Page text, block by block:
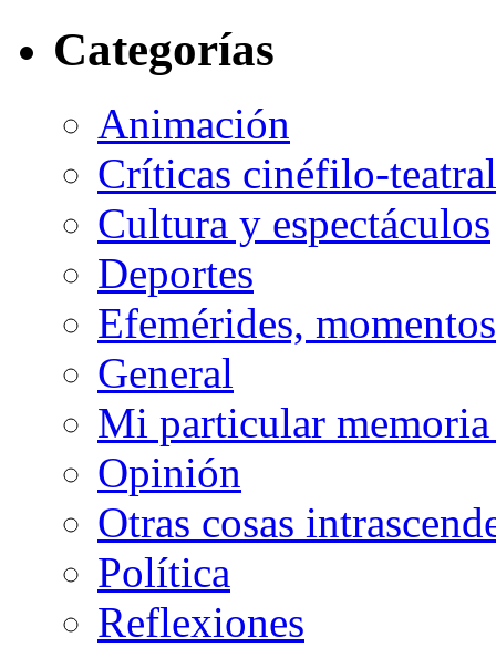
Categorías
Animación
Críticas cinéfilo-
Cultura y espectáculos
Deportes
Efemérides,
General
Mi particular
Opinión
Otras cosas
Política
Reflexiones